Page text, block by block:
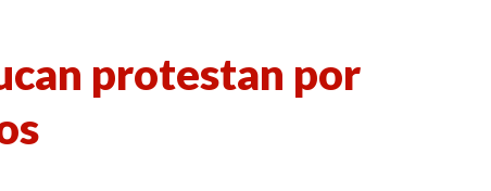
protestan por